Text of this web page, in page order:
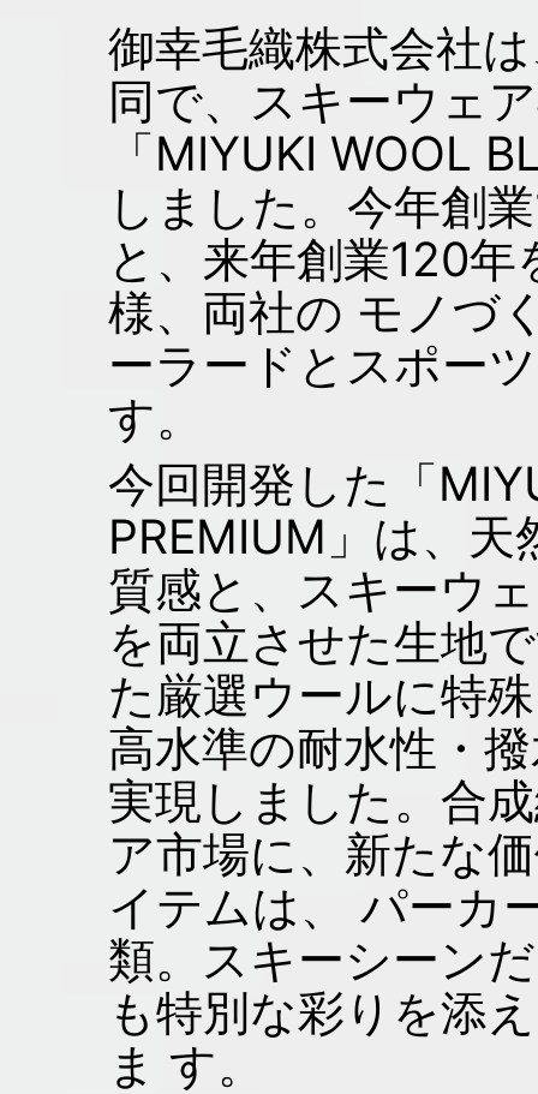
御幸毛織株式会社
同で、スキーウェ
「MIYUKI WOOL
しました。今年創
と、来年創業120
様、両社の モノづ
ーラードとスポー
す。
今回開発した「
PREMIUM」は、
質感と、スキーウ
を両立させた生地
た厳選ウールに特
高水準の耐水性・
実現しました。合
ア市場に、新たな
イテムは、 パーカ
類。スキーシーン
も特別な彩りを添
ま す。